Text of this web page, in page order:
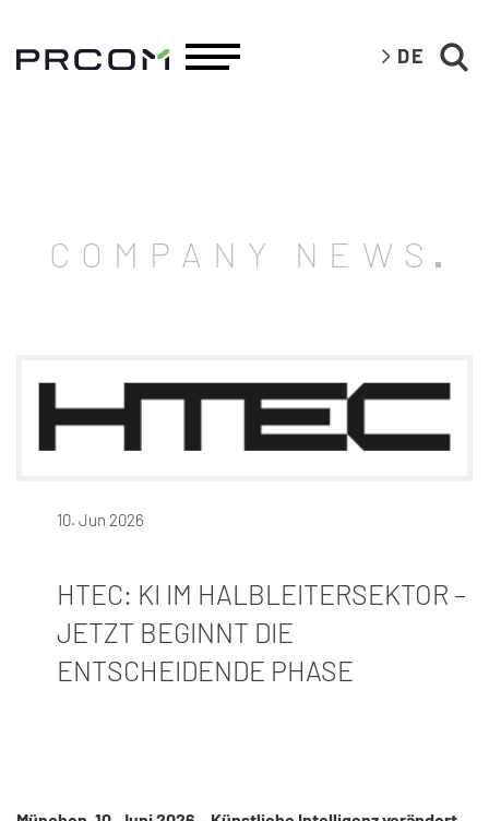
DE
COMPANY NEWS
10. Jun 2026
HTEC: KI IM HALBLEITERSEKTOR –
JETZT BEGINNT DIE
ENTSCHEIDENDE PHASE